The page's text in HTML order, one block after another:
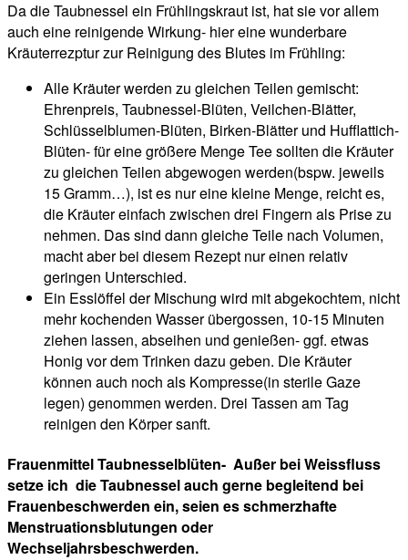
Da die Taubnessel ein Frühlingskraut ist, hat sie vor allem
auch eine reinigende Wirkung- hier eine wunderbare
Kräuterrezptur zur Reinigung des Blutes im Frühling:
Alle Kräuter werden zu gleichen Teilen gemischt:
Ehrenpreis, Taubnessel-Blüten, Veilchen-Blätter,
Schlüsselblumen-Blüten, Birken-Blätter und Hufflattich-
Blüten- für eine größere Menge Tee sollten die Kräuter
zu gleichen Teilen abgewogen werden(bspw. jeweils
15 Gramm…), ist es nur eine kleine Menge, reicht es,
die Kräuter einfach zwischen drei Fingern als Prise zu
nehmen. Das sind dann gleiche Teile nach Volumen,
macht aber bei diesem Rezept nur einen relativ
geringen Unterschied.
Ein Esslöffel der Mischung wird mit abgekochtem, nicht
mehr kochenden Wasser übergossen, 10-15 Minuten
ziehen lassen, abseihen und genießen- ggf. etwas
Honig vor dem Trinken dazu geben. Die Kräuter
können auch noch als Kompresse(in sterile Gaze
legen) genommen werden. Drei Tassen am Tag
reinigen den Körper sanft.
Frauenmittel Taubnesselblüten- Außer bei Weissfluss
setze ich die Taubnessel auch gerne begleitend bei
Frauenbeschwerden ein, seien es schmerzhafte
Menstruationsblutungen oder
Wechseljahrsbeschwerden.